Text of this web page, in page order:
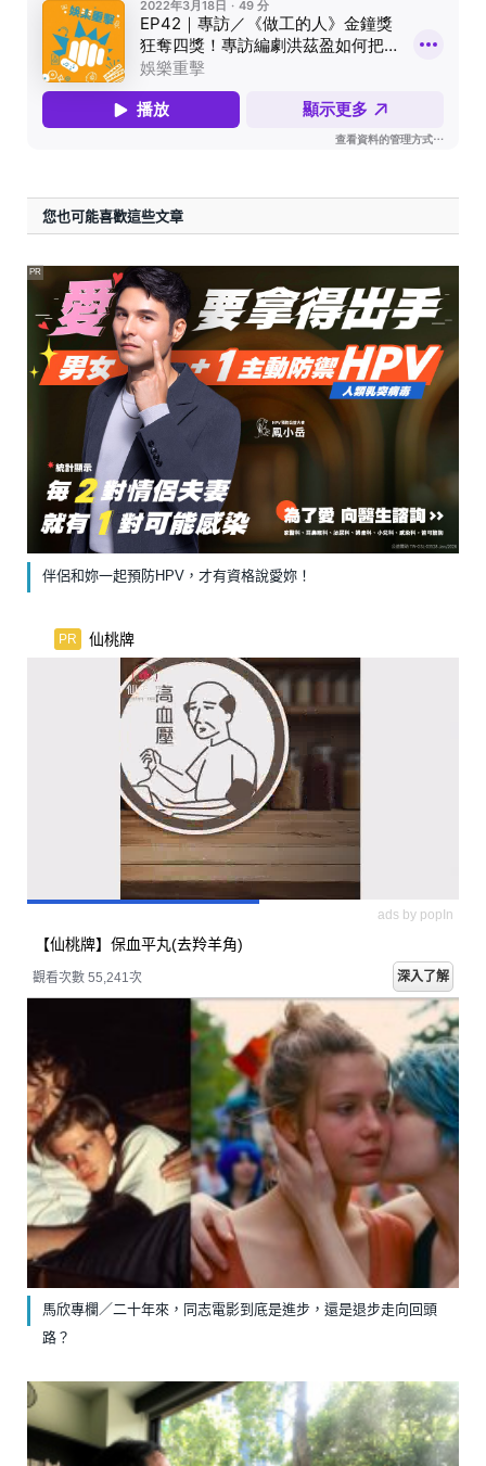
您也可能喜歡這些文章
伴侶和妳一起預防HPV，才有資格說愛妳！
PR
PR 仙桃牌
ads by popIn
【仙桃牌】保血平丸(去羚羊角)
觀看次數 55,241次 深入了解
馬欣專欄／二十年來，同志電影到底是進步，還是退步走向回頭
路？